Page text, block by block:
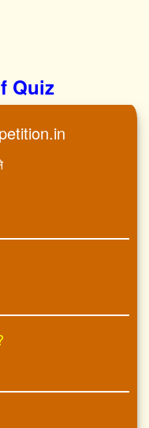
Quiz